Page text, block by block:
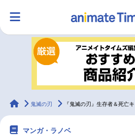
ランキング
ラジオ
animateTimes
鬼滅の刃 『鬼滅の刃』生存者＆死亡キャラまとめ
マンガ・ラノベ